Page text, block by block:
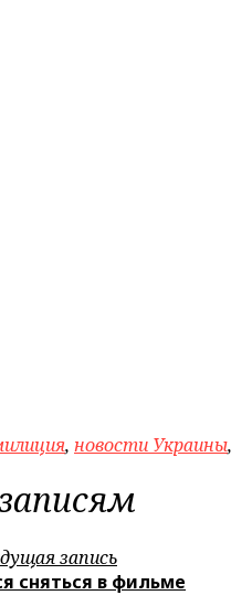
, новости Украины,
запись
сняться в фильме